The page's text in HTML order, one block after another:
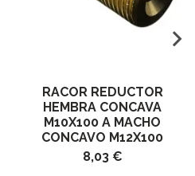
RACOR REDUCTOR
HEMBRA CONCAVA
M10X100 A MACHO
CONCAVO M12X100
8,03 €